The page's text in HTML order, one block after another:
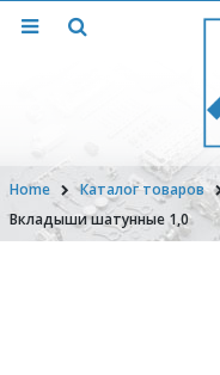
Home Каталог товаров
Вкладыши шатунные 1,0